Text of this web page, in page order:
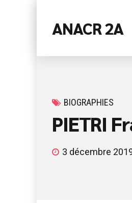
ANACR 2A
BIOGRAPHIES
PIETRI
3 décembre